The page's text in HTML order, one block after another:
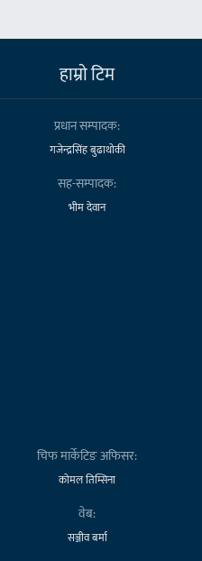
हाम्राे टिम
प्रधान सम्पादक:
गजेन्द्रसिंह बुढाथोकी
सह-सम्पादक:
भीम देवान
चिफ मार्केटिङ अफिसर:
कोमल तिम्सिना
वेब:
सञ्जीव बर्मा